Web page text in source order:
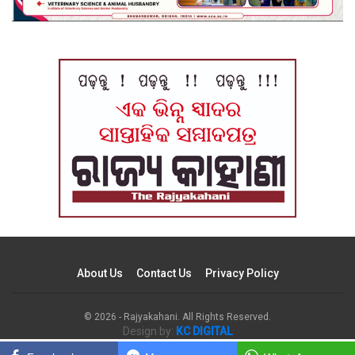
About Us Contact Us Privacy Policy
© 2026 - Rajyakahani. All Rights Reserved.
Design by: KC DIGITAL